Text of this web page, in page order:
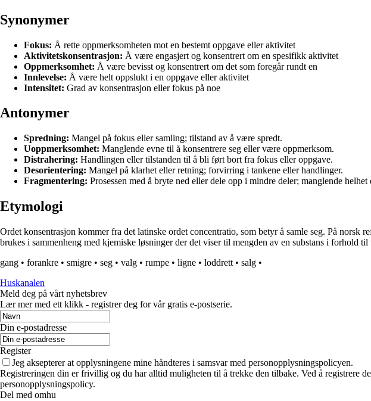
Synonymer
Fokus: Å rette oppmerksomheten mot en bestemt oppgave eller aktivitet
Aktivitetskonsentrasjon: Å være engasjert og konsentrert om en spesifikk aktivitet
Oppmerksomhet: Å være bevisst og konsentrert om det som foregår rundt en
Innlevelse: Å være helt oppslukt i en oppgave eller aktivitet
Intensitet: Grad av konsentrasjon eller fokus på noe
Antonymer
Spredning: Mangel på fokus eller samling; tilstand av å være spredt.
Uoppmerksomhet: Manglende evne til å konsentrere seg eller være oppmerksom.
Distrahering: Handlingen eller tilstanden til å bli ført bort fra fokus eller oppgave.
Desorientering: Mangel på klarhet eller retning; forvirring i tankene eller handlinger.
Fragmentering: Prosessen med å bryte ned eller dele opp i mindre deler; manglende helhet
Etymologi
Ordet konsentrasjon kommer fra det latinske ordet concentratio, som betyr å samle seg. På
brukes i sammenheng med kjemiske løsninger der det viser til mengden av en substans i forhold til
gang • forankre • smigre • seg • valg • rumpe • ligne • loddrett • salg •
Huskanalen
Meld deg på vårt nyhetsbrev
Lær mer med ett klikk - registrer deg for vår gratis e-postserie.
Din e-postadresse
Register
Jeg aksepterer at opplysningene mine håndteres i samsvar med personopplysningspolicyen.
Registreringen din er frivillig og du har alltid muligheten til å trekke den tilbake. Ved å registrere
personopplysningspolicy.
Del med omhu